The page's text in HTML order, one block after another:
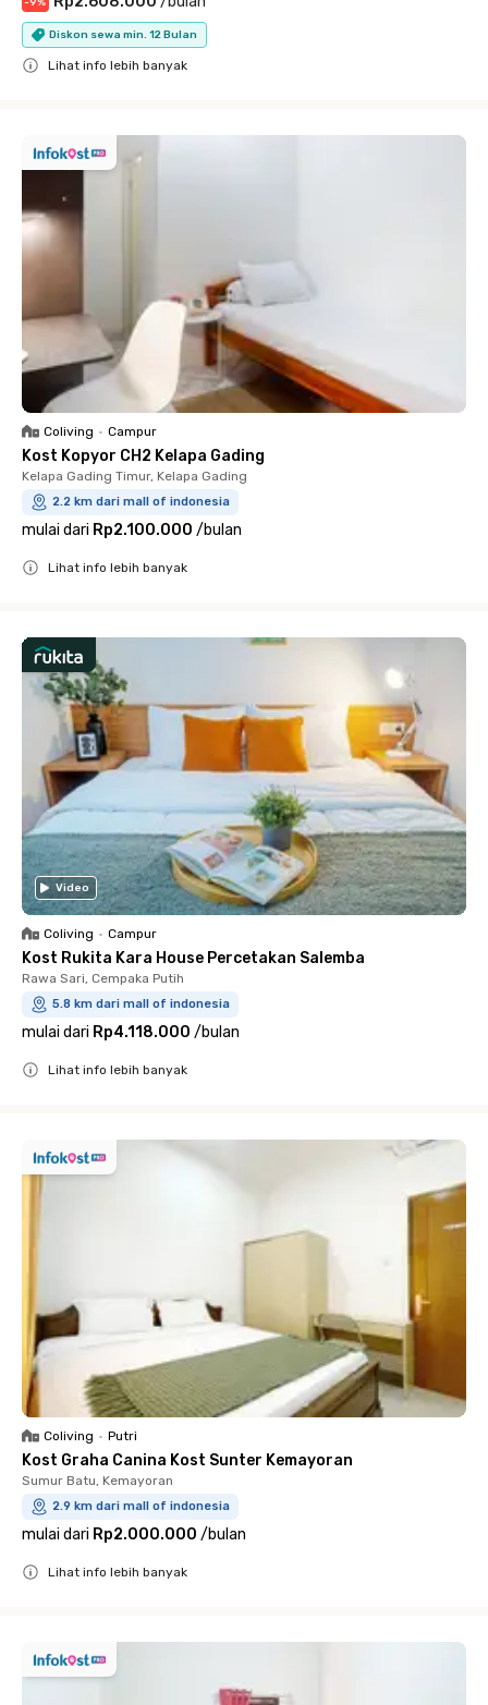
Diskon sewa min. 12 Bulan
Lihat info lebih banyak
Coliving • Campur
Kost Kopyor CH2 Kelapa Gading
Kelapa Gading Timur, Kelapa Gading
2.2 km dari mall of indonesia
mulai dari Rp2.100.000 /bulan
Lihat info lebih banyak
Video
Coliving • Campur
Kost Rukita Kara House Percetakan Salemba
Rawa Sari, Cempaka Putih
5.8 km dari mall of indonesia
mulai dari Rp4.118.000 /bulan
Lihat info lebih banyak
Coliving • Putri
Kost Graha Canina Kost Sunter Kemayoran
Sumur Batu, Kemayoran
2.9 km dari mall of indonesia
mulai dari Rp2.000.000 /bulan
Lihat info lebih banyak